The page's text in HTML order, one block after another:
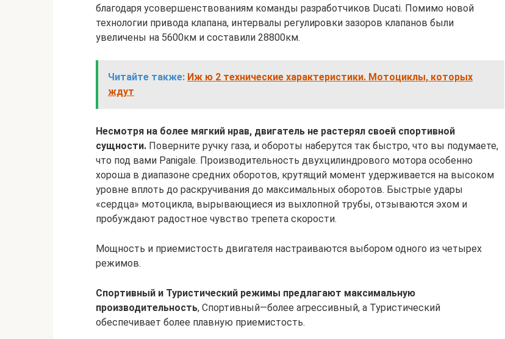
благодаря усовершенствованиям команды разработчиков Ducati. Помимо новой
технологии привода клапана, интервалы регулировки зазоров клапанов были
увеличены на 5600км и составили 28800км.
Читайте также: Иж ю 2 технические характеристики. Мотоциклы, которых
ждут
Несмотря на более мягкий нрав, двигатель не растерял своей спортивной
сущности. Поверните ручку газа, и обороты наберутся так быстро, что вы подумаете,
что под вами Panigale. Производительность двухцилиндрового мотора особенно
хороша в диапазоне средних оборотов, крутящий момент удерживается на высоком
уровне вплоть до раскручивания до максимальных оборотов. Быстрые удары
«сердца» мотоцикла, вырывающиеся из выхлопной трубы, отзываются эхом и
пробуждают радостное чувство трепета скорости.
Мощность и приемистость двигателя настраиваются выбором одного из четырех
режимов.
Спортивный и Туристический режимы предлагают максимальную
производительность, Спортивный—более агрессивный, а Туристический
обеспечивает более плавную приемистость.